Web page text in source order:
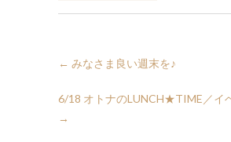
← みなさま良い週末を♪
6/18 オトナのLUNCH★TIME／イ
→